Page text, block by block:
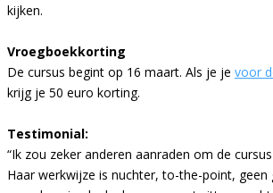
kijken.
Vroegboekkorting
De cursus begint op 16 maart. Als je je voor
krijg je 50 euro korting.
Testimonial:
“Ik zou zeker anderen aanraden om de
Haar werkwijze is nuchter, to-the-point, geen